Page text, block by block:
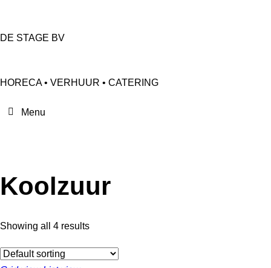
DE STAGE BV
HORECA • VERHUUR • CATERING
Koolzuur
Showing all 4 results